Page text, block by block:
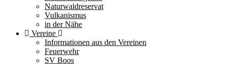
Naturwaldreservat
Vulkanismus
in der Nähe
Vereine
Informationen aus den Vereinen
Feuerwehr
SV Boos